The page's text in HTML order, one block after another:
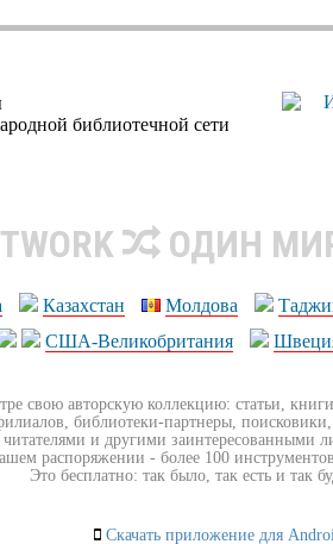
библиотечной сети
ОДИН
Казахстан Молдова
США-Великобритания
свою авторскую коллекцию: статьи,
библиотеки-партнеры,
и другими заинтересованными
распоряжении - более 100
Это бесплатно: так было, так есть и так
Скачать приложение для